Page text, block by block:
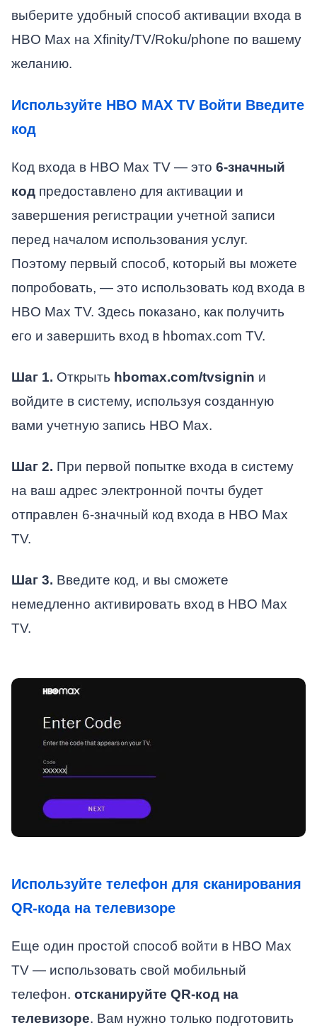
выберите удобный способ активации входа в
HBO Max на Xfinity/TV/Roku/phone по вашему
желанию.
Используйте HBO MAX TV Войти Введите
код
Код входа в HBO Max TV — это 6-значный
кодпредоставлено для активации и
завершения регистрации учетной записи
перед началом использования услуг.
Поэтому первый способ, который вы можете
попробовать, — это использовать код входа в
HBO Max TV. Здесь показано, как получить
его и завершить вход в hbomax.com TV.
Шаг 1. Открыть hbomax.com/tvsignin и
войдите в систему, используя созданную
вами учетную запись HBO Max.
Шаг 2. При первой попытке входа в систему
на ваш адрес электронной почты будет
отправлен 6-значный код входа в HBO Max
TV.
Шаг 3. Введите код, и вы сможете
немедленно активировать вход в HBO Max
TV.
Используйте телефон для сканирования
QR-кода на телевизоре
Еще один простой способ войти в HBO Max
TV — использовать свой мобильный
телефон. отсканируйте QR-код на
телевизоре. Вам нужно только подготовить